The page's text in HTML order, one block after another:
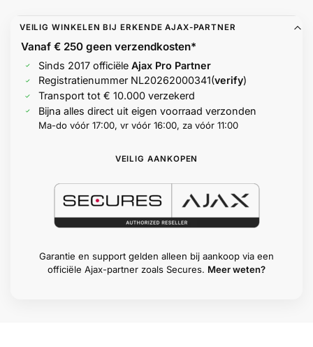
VEILIG WINKELEN BIJ ERKENDE AJAX-PARTNER
Vanaf € 250 geenverzendkosten*
Sinds 2017 officiële Ajax Pro Partner
Registratienummer NL20262000341(verify)
Transport tot € 10.000 verzekerd
Bijna alles direct uit eigen voorraad verzonden
Ma-do vóór 17:00, vr vóór 16:00, za vóór 11:00
VEILIG AANKOPEN
Garantie en support gelden alleen bij aankoop via een
officiële Ajax-partner zoals Secures. Meer weten?